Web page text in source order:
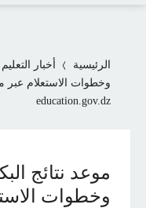
الرئيسية أخبار التعليم
وخطوات الاستعلام عبر
education.gov.dz
وخطوات